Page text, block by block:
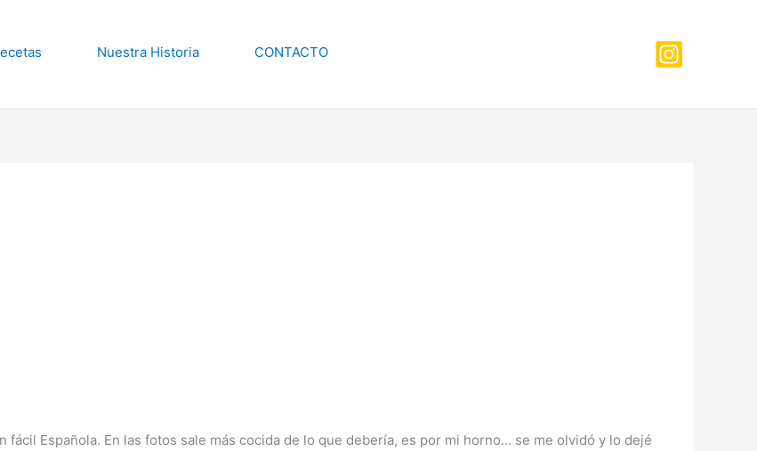
Nuestra Historia CONTACTO
fácil Española. En las fotos sale más cocida de lo que debería, es por mi horno… se me olvidó y lo dejé